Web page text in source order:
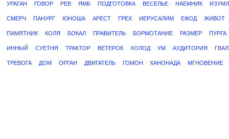
УРАГАН ГОВОР РЕВ ЯМБ ПОДГОТОВКА ВЕСЕЛЬЕ НАЕМНИК
СМЕРЧ ПАНУРГ ЮНОША АРЕСТ ГРЕХ ИЕРУСАЛИМ ЕФОД ЖИВОТ
ПАМЯТНИК КОЛЯ БОКАЛ ПРАВИТЕЛЬ БОРМОТАНИЕ РАЗМЕР ПУРГА
ИННЫЙ СУЕТНЯ ТРАКТОР ВЕТЕРОК ХОЛОД УМ АУДИТОРИЯ
ТРЕВОГА ДОМ ОРГАН ДВИГАТЕЛЬ ГОМОН КАНОНАДА МГНОВЕНИЕ